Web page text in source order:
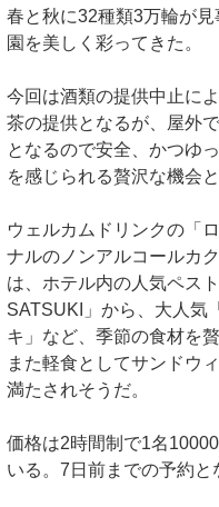
春と秋に32種類3万輪が
園を美しく彩ってきた。
今回は酒類の提供中止に
茶の提供となるが、屋外
となるので安全、かつゆ
を感じられる贅沢な機会と
ウェルカムドリンクの「
ナルのノンアルコールカ
は、ホテル内の人気ペス
SATSUKI」から、大人気
キ」など、季節の食材を
また軽食としてサンドウ
満たされそうだ。
価格は2時間制で1名
いる。7日前までの予約と